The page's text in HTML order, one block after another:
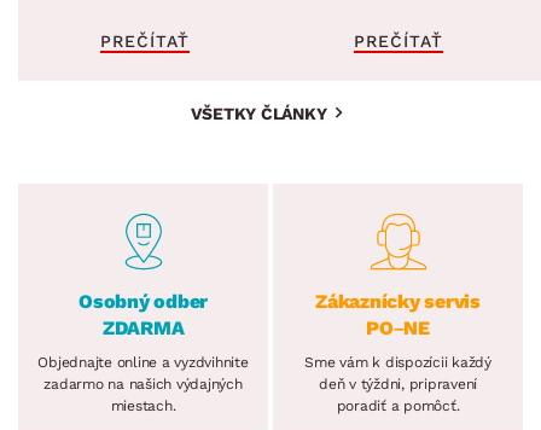
PREČÍTAŤ PREČÍTAŤ
VŠETKY ČLÁNKY
Osobný odber
ZDARMA
Objednajte online a vyzdvihnite
zadarmo na našich výdajných
miestach.
Zákaznícky servis
PO–NE
Sme vám k dispozícii každý
deň v týždni, pripravení
poradiť a pomôcť.